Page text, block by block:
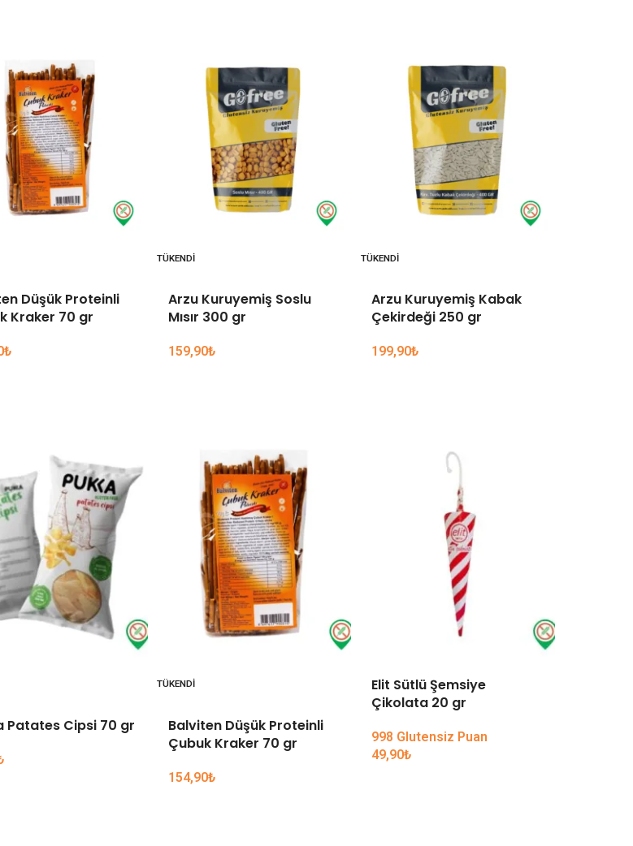
Düşük Proteinli
Kraker 70 gr
₺
TÜKENDI
Arzu Kuruyemiş Soslu
Mısır 300 gr
159,90₺
TÜKENDI
Arzu Kuruyemiş Kabak
Çekirdeği 250 gr
199,90₺
Patates Cipsi 70 gr
TÜKENDI
Balviten Düşük Proteinli
Çubuk Kraker 70 gr
154,90₺
Elit Sütlü Şemsiye
Çikolata 20 gr
998 Glutensiz Puan
49,90₺